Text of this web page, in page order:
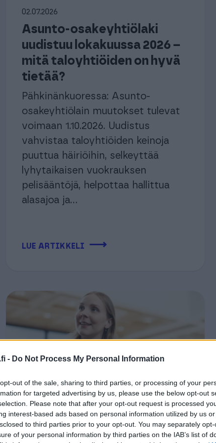
- Do Not Process My Personal Information
out of the sale, sharing to third parties, or processing of your
for targeted advertising by us, please use the below opt-out
Please note that after your opt-out request is processed
interest-based ads based on personal information utilized by us
to third parties prior to your opt-out. You may separately
of your personal information by third parties on the IAB’s list of
Procountorista Tilitoimistoille
ja isännöitsijät
isännöintialalle.
Urheiluseurat
-30 % kuukausimaksusta
sopimuspohjat
Procountorista
PROCOUNTORIN UUDET OMINAISUUDET
itsellesi kirjanpitäjää? Tutustu tilitoimistoihin
02.07.2026
Asunto-osakeyhtiölaki
uudistuu lokakuussa 2026 –
mitä taloyhtiöiden on hyvä
tietää?
Pähkinänkuoressa: Asunto-
osakeyhtiölain muutokset tulevat
voimaan 1.10.2026. Uudistus
vahvistaa taloyhtiöiden keinoja
puuttua häiriöihin, selkeyttää
lyhytaikaisen vuokrauksen
pelisääntöjä, helpottaa hallittua
alasajoa ja...
LUE ARTIKKELI ⟶
12.06.2026
Procountorin uusi